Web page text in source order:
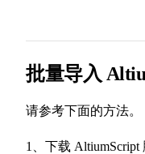
批量导入
请参考下面的方法。
1、下载 AltiumScript